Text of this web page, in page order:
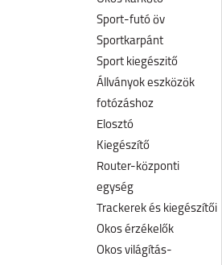
Sport-futó öv
Sportkarpánt
Sport kiegészitő
Állványok eszközök
fotózáshoz
Elosztó
Kiegészítő
Router-központi
egység
Trackerek és kiegészítői
Okos érzékelők
Okos világítás-